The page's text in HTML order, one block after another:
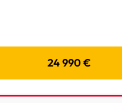
24 990 €